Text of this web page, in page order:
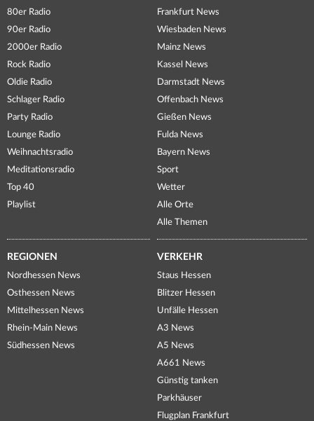
80er Radio
90er Radio
2000er Radio
Rock Radio
Oldie Radio
Schlager Radio
Party Radio
Lounge Radio
Weihnachtsradio
Meditationsradio
Top 40
Playlist
Frankfurt News
Wiesbaden News
Mainz News
Kassel News
Darmstadt News
Offenbach News
Gießen News
Fulda News
Bayern News
Sport
Wetter
Alle Orte
Alle Themen
REGIONEN
Nordhessen News
Osthessen News
Mittelhessen News
Rhein-Main News
Südhessen News
VERKEHR
Staus Hessen
Blitzer Hessen
Unfälle Hessen
A3 News
A5 News
A661 News
Günstig tanken
Parkhäuser
Flugplan Frankfurt